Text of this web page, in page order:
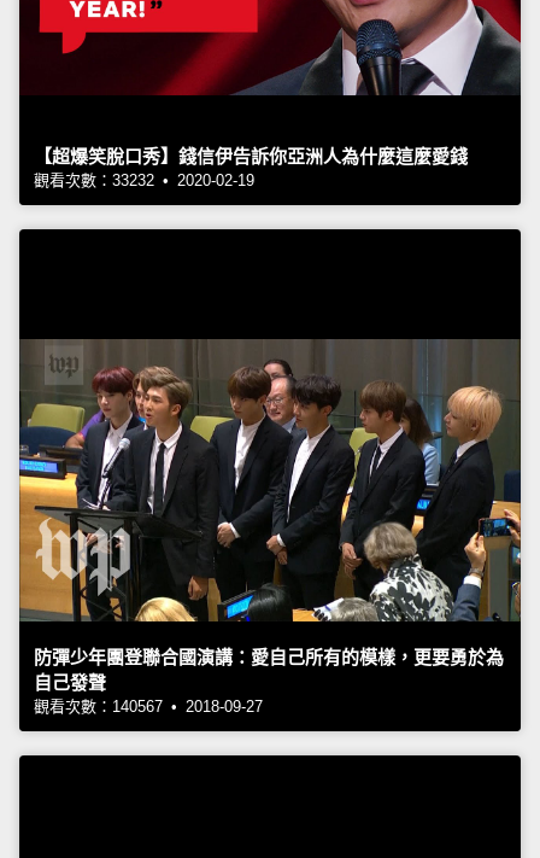
【超爆笑脫口秀】錢信伊告訴你亞洲人為什麼這麼愛錢
觀看次數：33232 • 2020-02-19
防彈少年團登聯合國演講：愛自己所有的模樣，更要勇於為
自己發聲
觀看次數：140567 • 2018-09-27